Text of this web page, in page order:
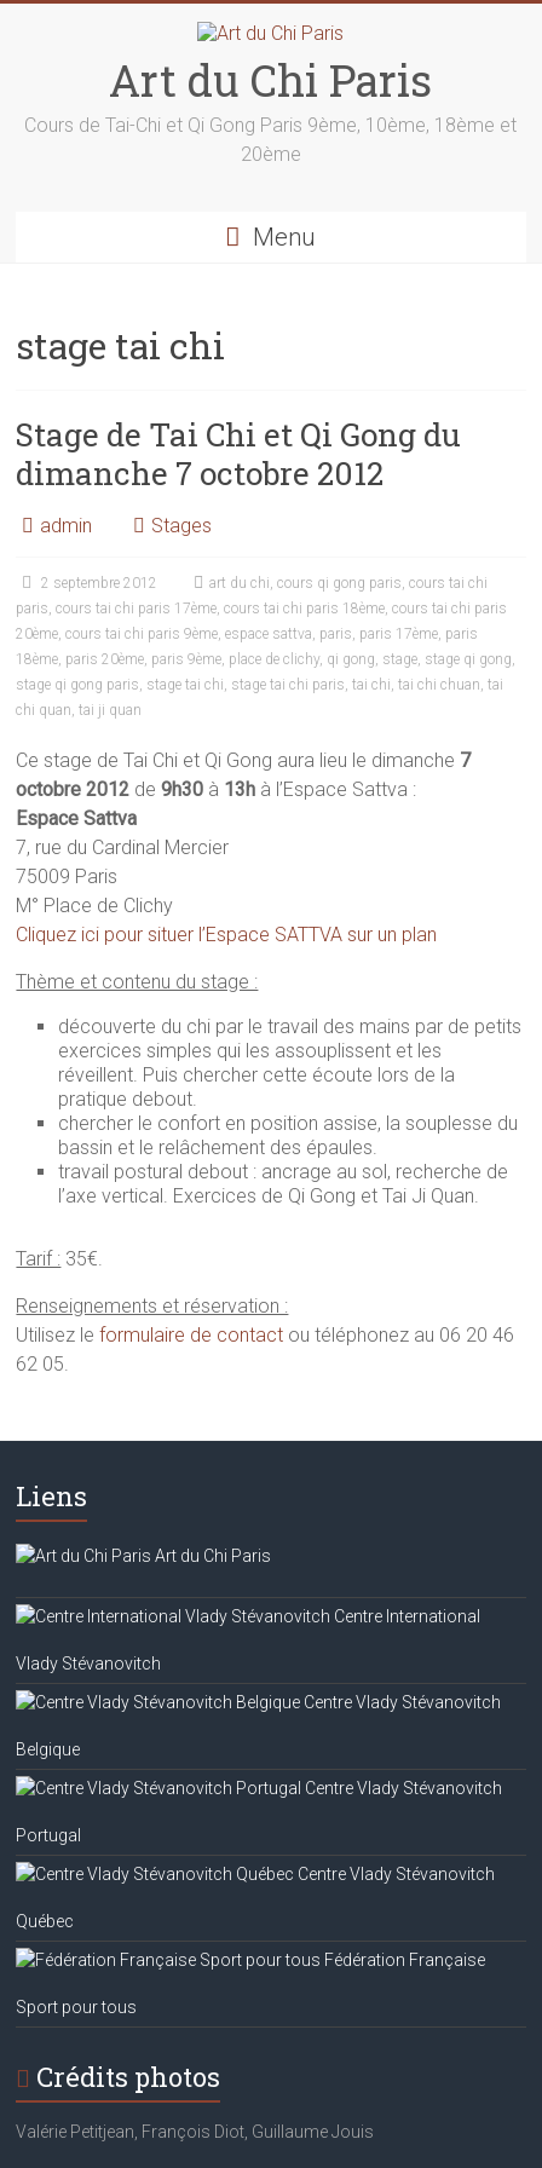
Art du Chi Paris
Cours de Tai-Chi et Qi Gong Paris 9ème, 10ème, 18ème et
20ème
Menu
stage tai chi
Stage de Tai Chi et Qi Gong du
dimanche 7 octobre 2012
admin Stages
2 septembre 2012 art du chi,cours qi gong paris,cours tai chi
paris,cours tai chi paris 17ème,cours tai chi paris 18ème,cours tai chi paris
20ème,cours tai chi paris 9ème,espace sattva, paris, paris 17ème, paris
18ème, paris 20ème, paris 9ème, place de clichy, qi gong, stage, stage qi gong,
stage qi gong paris, stage tai chi, stage tai chi paris,tai chi,tai chi chuan,tai
chi quan,tai ji quan
Ce stage de Tai Chi et Qi Gong aura lieu le dimanche 7
octobre 2012 de9h30 à 13h à l’Espace Sattva :
Espace Sattva
7, rue du Cardinal Mercier
75009 Paris
M° Place de Clichy
Cliquez ici pour situer l’Espace SATTVA sur un plan
Thème et contenu du stage :
découverte du chi par le travail des mains par de petits
exercices simples qui les assouplissent et les
réveillent. Puis chercher cette écoute lors de la
pratique debout.
chercher le confort en position assise, la souplesse du
bassin et le relâchement des épaules.
travail postural debout : ancrage au sol, recherche de
l’axe vertical. Exercices de Qi Gong et Tai Ji Quan.
Tarif : 35€.
Renseignements et réservation :
Utilisez leformulaire de contact ou téléphonez au 06 20 46
62 05.
Liens
Art du Chi Paris
Centre International
Vlady Stévanovitch
Centre Vlady Stévanovitch
Belgique
Centre Vlady Stévanovitch
Portugal
Centre Vlady Stévanovitch
Québec
Fédération Française
Sport pour tous
Crédits photos
Valérie Petitjean, François Diot, Guillaume Jouis